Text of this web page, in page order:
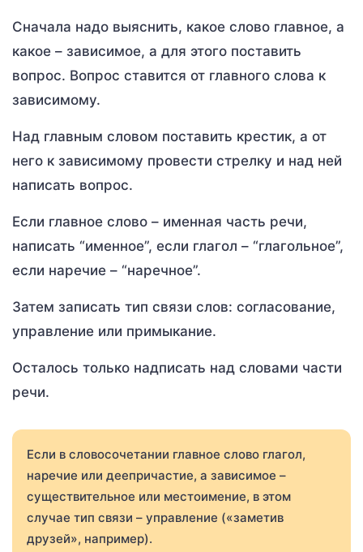
Сначала надо выяснить, какое слово главное, а
какое – зависимое, а для этого поставить
вопрос. Вопрос ставится от главного слова к
зависимому.
Над главным словом поставить крестик, а от
него к зависимому провести стрелку и над ней
написать вопрос.
Если главное слово – именная часть речи,
написать “именное”, если глагол – “глагольное”,
если наречие – “наречное”.
Затем записать тип связи слов: согласование,
управление или примыкание.
Осталось только надписать над словами части
речи.
Если в словосочетании главное слово глагол,
наречие или деепричастие, а зависимое –
существительное или местоимение, в этом
случае тип связи – управление («заметив
друзей», например).